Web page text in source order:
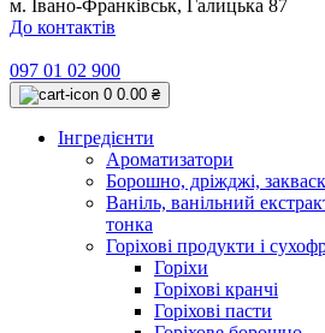
м. Івано-Франківськ, Галицька 87
До контактів
097 01 02 900
0 0.00 ₴
Інгредієнти
Ароматизатори
Борошно, дріжджі,
Ваніль, ванільний
тонка
Горіхові продукти і
Горіхи
Горіхові кранчі
Горіхові пасти